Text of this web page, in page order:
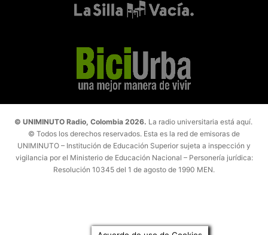
© UNIMINUTO Radio, Colombia 2026. La radio universitaria está aquí.
© Todos los derechos reservados. Esta es la red de emisoras de
UNIMINUTO – Institución de Educación Superior sujeta a inspección y
vigilancia por el Ministerio de Educación Nacional – Personería jurídica:
Resolución 10345 del 1 de agosto de 1990 MEN.